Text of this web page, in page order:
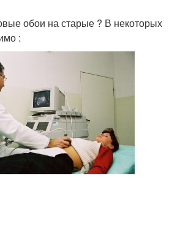
обои на старые ? В некоторых
: